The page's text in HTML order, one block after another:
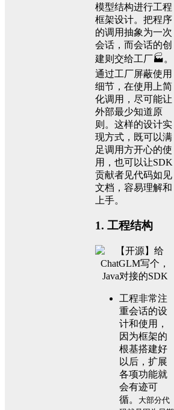
模型结构进行工程
框架设计。把程序
的调用抽象为一次
会话，而会话的创
建则交给工厂🏭。
通过工厂屏蔽使用
细节，在使用上简
化调用，尽可能让
外部最少知道原
则。这样的设计实
现方式，既可以满
足调用方开心的使
用，也可以让SDK
贡献者见代码如见
文档，容易理解和
上手。
1. 工程结构
工程非常注
重会话的设
计和使用，
因为框架的
根基搭建好
以后，扩展
各项功能就
会有迹可
循。
大部分代